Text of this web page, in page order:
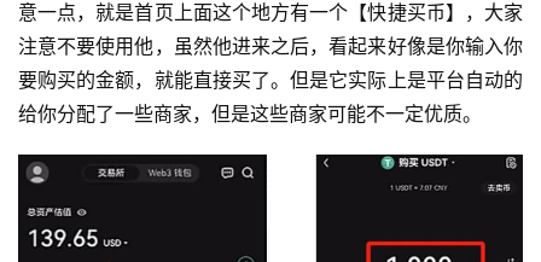
意一点，就是首页上面这个地方有一个【快捷买币】，大家
注意不要使用他，虽然他进来之后，看起来好像是你输入你
要购买的金额，就能直接买了。但是它实际上是平台自动的
给你分配了一些商家，但是这些商家可能不一定优质。